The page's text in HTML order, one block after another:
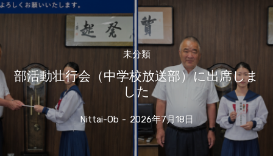
未分類
部活動壮行会（中学校放送部）に出席しま
した
Nittai-Ob - 2026年7月18日